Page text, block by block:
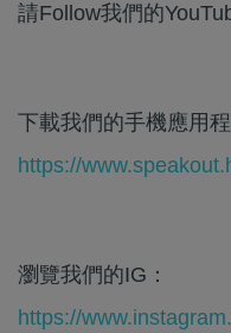
請Follow我們的
下載我們的手機應用
https://
瀏覽我們的IG：
https://